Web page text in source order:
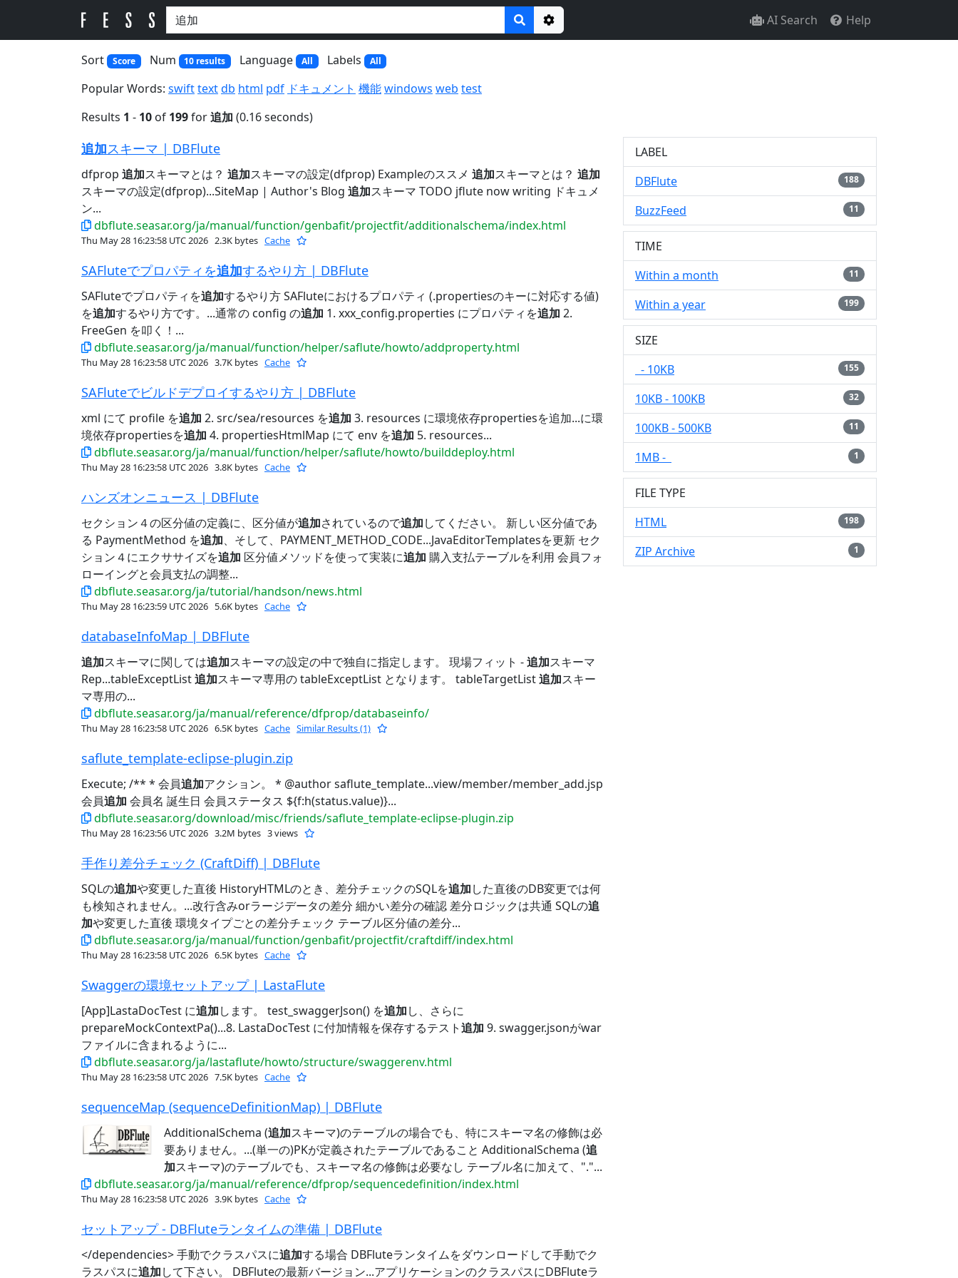
Options
AI Search Help
Sort Score Num 10 results Language All Labels All
Popular Words: swifttextdb html pdf ドキュメント 機能windows web test
Results 1 - 10 of 199for追加 (0.16 seconds)
追加スキーマ | DBFlute
dfprop 追加スキーマとは？ 追加スキーマの設定(dfprop) Exampleのススメ 追加スキーマとは？ 追加
スキーマの設定(dfprop)...SiteMap | Author's Blog 追加スキーマ TODO jflute now writing ドキュメ
ン...
dbflute.seasar.org/ja/manual/function/genbafit/projectfit/additionalschema/index.html
Thu May 28 16:23:58 UTC 2026 2.3K bytes Cache
SAFluteでプロパティを追加するやり方 | DBFlute
SAFluteでプロパティを追加するやり方 SAFluteにおけるプロパティ (.propertiesのキーに対応する値)
を追加するやり方です。...通常の config の追加 1. xxx_config.properties にプロパティを追加 2.
FreeGen を叩く！...
dbflute.seasar.org/ja/manual/function/helper/saflute/howto/addproperty.html
Thu May 28 16:23:58 UTC 2026 3.7K bytes Cache
SAFluteでビルドデプロイするやり方 | DBFlute
xml にて profile を追加 2. src/sea/resources を追加 3. resources に環境依存propertiesを追加...に環
境依存propertiesを追加 4. propertiesHtmlMap にて env を追加 5. resources...
dbflute.seasar.org/ja/manual/function/helper/saflute/howto/builddeploy.html
Thu May 28 16:23:58 UTC 2026 3.8K bytes Cache
ハンズオンニュース | DBFlute
セクション４の区分値の定義に、区分値が追加されているので追加してください。 新しい区分値であ
る PaymentMethod を追加、そして、PAYMENT_METHOD_CODE...JavaEditorTemplatesを更新 セク
ション４にエクササイズを追加 区分値メソッドを使って実装に追加 購入支払テーブルを利用 会員フォ
ローイングと会員支払の調整...
dbflute.seasar.org/ja/tutorial/handson/news.html
Thu May 28 16:23:59 UTC 2026 5.6K bytes Cache
databaseInfoMap | DBFlute
追加スキーマに関しては追加スキーマの設定の中で独自に指定します。 現場フィット -追加スキーマ
Rep...tableExceptList追加スキーマ専用の tableExceptList となります。 tableTargetList追加スキー
マ専用の...
dbflute.seasar.org/ja/manual/reference/dfprop/databaseinfo/
Thu May 28 16:23:58 UTC 2026 6.5K bytes Cache Similar Results (1)
saflute_template-eclipse-plugin.zip
Execute; /** * 会員追加アクション。 * @author saflute_template...view/member/member_add.jsp
会員追加 会員名 誕生日 会員ステータス ${f:h(status.value)}...
dbflute.seasar.org/download/misc/friends/saflute_template-eclipse-plugin.zip
Thu May 28 16:23:56 UTC 2026 3.2M bytes 3 views
手作り差分チェック (CraftDiff) | DBFlute
SQLの追加や変更した直後 HistoryHTMLのとき、差分チェックのSQLを追加した直後のDB変更では何
も検知されません。...改行含みorラージデータの差分 細かい差分の確認 差分ロジックは共通 SQLの追
加や変更した直後 環境タイプごとの差分チェック テーブル区分値の差分...
dbflute.seasar.org/ja/manual/function/genbafit/projectfit/craftdiff/index.html
Thu May 28 16:23:58 UTC 2026 6.5K bytes Cache
Swaggerの環境セットアップ | LastaFlute
[App]LastaDocTest に追加します。 test_swaggerJson() を追加し、さらに
prepareMockContextPa()...8. LastaDocTest に付加情報を保存するテスト追加 9. swagger.jsonがwar
ファイルに含まれるように...
dbflute.seasar.org/ja/lastaflute/howto/structure/swaggerenv.html
Thu May 28 16:23:58 UTC 2026 7.5K bytes Cache
sequenceMap (sequenceDefinitionMap) | DBFlute
AdditionalSchema (追加スキーマ)のテーブルの場合でも、特にスキーマ名の修飾は必
要ありません。...(単一の)PKが定義されたテーブルであること AdditionalSchema (追
加スキーマ)のテーブルでも、スキーマ名の修飾は必要なし テーブル名に加えて、"."...
dbflute.seasar.org/ja/manual/reference/dfprop/sequencedefinition/index.html
Thu May 28 16:23:58 UTC 2026 3.9K bytes Cache
セットアップ - DBFluteランタイムの準備 | DBFlute
</dependencies> 手動でクラスパスに追加する場合 DBFluteランタイムをダウンロードして手動でク
ラスパスに追加して下さい。 DBFluteの最新バージョン...アプリケーションのクラスパスにDBFluteラ
LABEL
DBFlute
188
BuzzFeed 11
TIME
Within a month
11
Within a year 199
SIZE
- 10KB
155
10KB - 100KB 32
100KB - 500KB 11
1MB - 1
FILE TYPE
HTML
198
ZIP Archive 1